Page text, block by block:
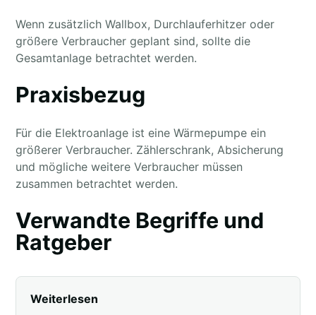
Wenn zusätzlich Wallbox, Durchlauferhitzer oder
größere Verbraucher geplant sind, sollte die
Gesamtanlage betrachtet werden.
Praxisbezug
Für die Elektroanlage ist eine Wärmepumpe ein
größerer Verbraucher. Zählerschrank, Absicherung
und mögliche weitere Verbraucher müssen
zusammen betrachtet werden.
Verwandte Begriffe und
Ratgeber
Weiterlesen